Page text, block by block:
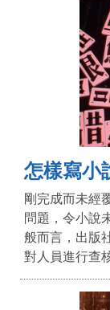
怎樣寫小
剛完成而未經
問題，令小說
般而言，出版
對人員進行查